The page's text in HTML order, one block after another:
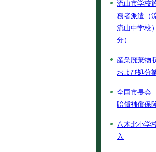
流山市学校
務者派遣（
流山中学校
分）
産業廃棄物
および処分
全国市長会
賠償補償保
八木北小学
入